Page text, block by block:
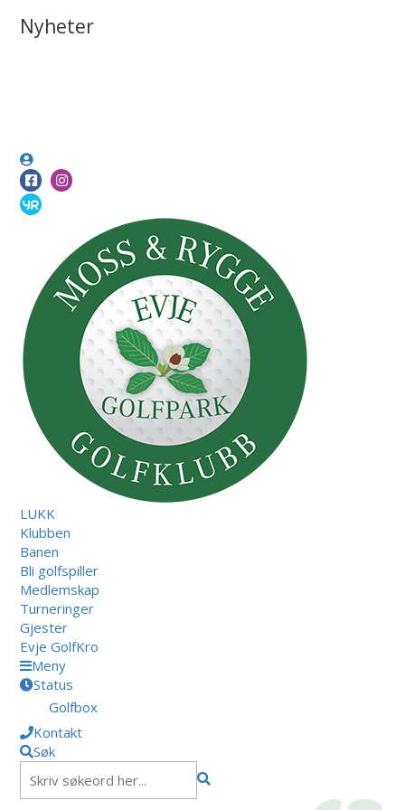
Nyheter
LUKK
Klubben
Banen
Bli golfspiller
Medlemskap
Turneringer
Gjester
Evje GolfKro
Meny
Status
Golfbox
Kontakt
Søk